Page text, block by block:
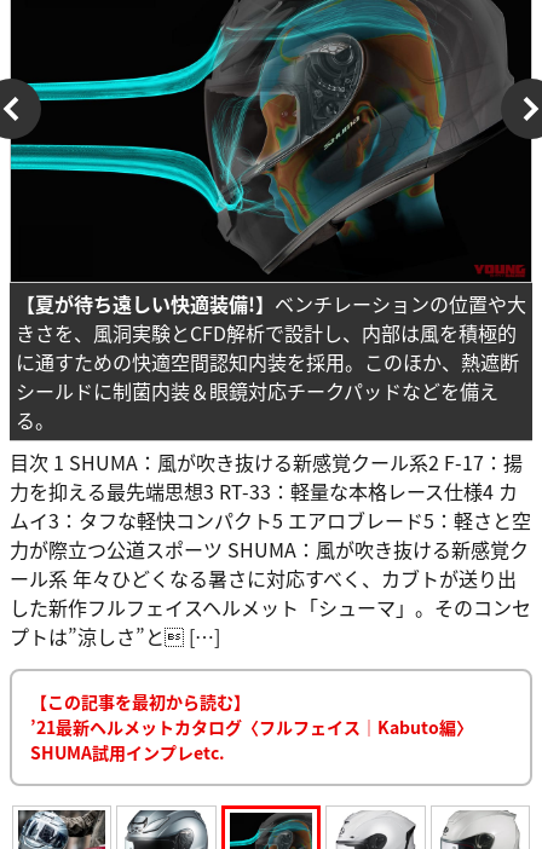
【夏が待ち遠しい快適装備!】 ベンチレーションの位置や大
きさを、風洞実験とCFD解析で設計し、内部は風を積極的
に通すための快適空間認知内装を採用。このほか、熱遮断
シールドに制菌内装＆眼鏡対応チークパッドなどを備え
る。
目次 1 SHUMA：風が吹き抜ける新感覚クール系2 F-17：揚
力を抑える最先端思想3 RT-33：軽量な本格レース仕様4 カ
ムイ3：タフな軽快コンパクト5 エアロブレード5：軽さと空
力が際立つ公道スポーツ SHUMA：風が吹き抜ける新感覚ク
ール系 年々ひどくなる暑さに対応すべく、カブトが送り出
した新作フルフェイスヘルメット「シューマ」。そのコンセ
プトは”涼しさ”と […]
【この記事を最初から読む】
’21最新ヘルメットカタログ〈フルフェイス｜Kabuto編〉
SHUMA試用インプレetc.